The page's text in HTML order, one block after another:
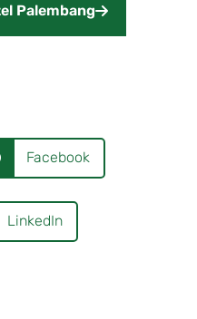
Palembang
Facebook
LinkedIn